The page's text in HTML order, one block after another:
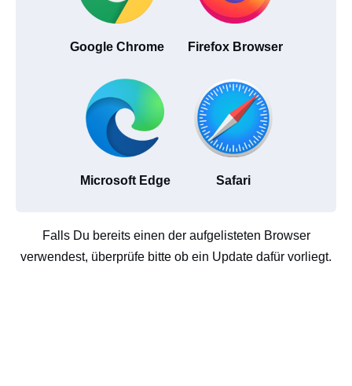
Google Chrome Firefox Browser
Microsoft Edge Safari
Falls Du bereits einen der aufgelisteten Browser
verwendest, überprüfe bitte ob ein Update dafür vorliegt.